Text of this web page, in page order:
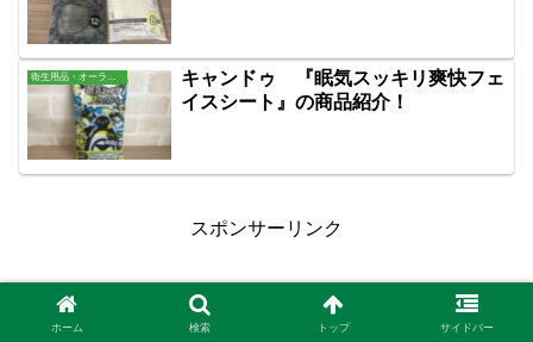
衛生用品・オーラル・バス用品
キャンドゥ 『眠気スッキリ爽快フェ
イスシート』の商品紹介！
スポンサーリンク
ホーム 検索 トップ サイドバー